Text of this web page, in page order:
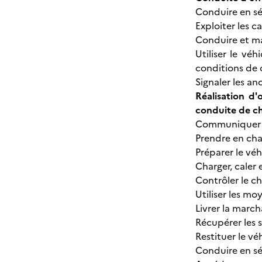
Conduire en
Exploiter les
Conduire et
Utiliser le
conditions de
Signaler les
Réalisation
conduite de
Prendre en
Préparer le
Charger, caler
Contrôler le
Utiliser les
Livrer la
Récupérer les
Restituer le
Conduire en